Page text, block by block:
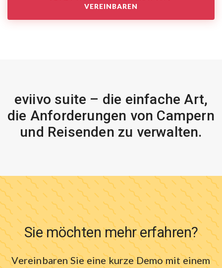
VEREINBAREN
eviivo suite – die einfache Art,
die Anforderungen von Campern
und Reisenden zu verwalten.
Sie möchten mehr erfahren?
Vereinbaren Sie eine kurze Demo mit einem